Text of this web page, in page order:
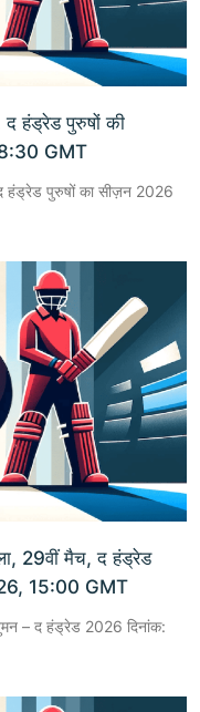
द हंड्रेड पुरुषों की
GMT
द हंड्रेड पुरुषों का सीज़न 2026
29वीं मैच, द हंड्रेड
15:00 GMT
– द हंड्रेड 2026 दिनांक: